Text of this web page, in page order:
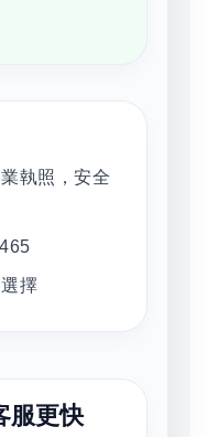
執照，安全
擇
服更快